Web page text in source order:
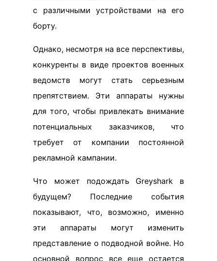
с различными устройствами на его
борту.
Однако, несмотря на все перспективы,
конкуренты в виде проектов военных
ведомств могут стать серьезным
препятствием. Эти аппараты нужны
для того, чтобы привлекать внимание
потенциальных заказчиков, что
требует от компании постоянной
рекламной кампании.
Что может подождать Greyshark в
будущем? Последние события
показывают, что, возможно, именно
эти аппараты могут изменить
представление о подводной войне. Но
основной вопрос все еще остается